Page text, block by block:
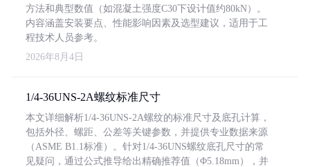
方法和典型数值（如混凝土强度C30下设计值约80kN）。
内容涵盖安装要点、性能影响因素及选型建议，适用于工
程技术人员参考。
2026年8月4日
1/4-36UNS-2A螺纹标准尺寸
本文详细解析1/4-36UNS-2A螺纹的标准尺寸及底孔计算，
包括外径、螺距、公差等关键参数，并提供专业数据来源
（ASME B1.1标准）。针对1/4-36UNS螺纹底孔尺寸的常
见疑问，通过公式推导给出精确推荐值（Φ5.18mm），并